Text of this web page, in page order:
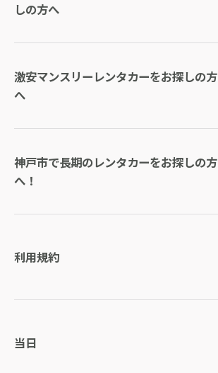
しの方へ
激安マンスリーレンタカーをお探しの方
へ
神戸市で長期のレンタカーをお探しの方
へ！
利用規約
当日